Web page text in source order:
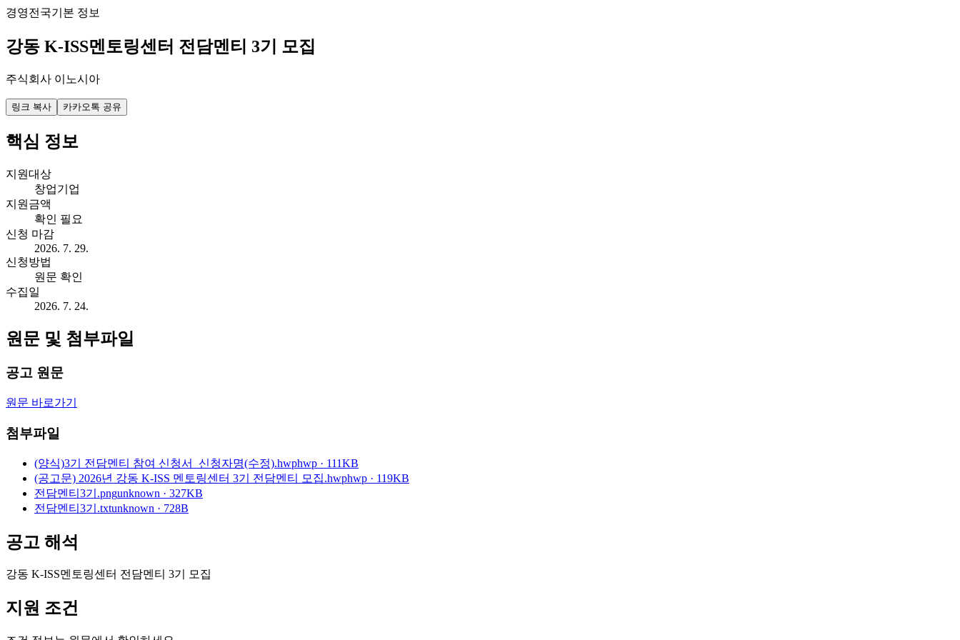
경영전국기본 정보
강동 K-ISS멘토링센터 전담멘티 3기 모집
주식회사 이노시아
링크 복사 카카오톡 공유
핵심 정보
지원대상
창업기업
지원금액
확인 필요
신청 마감
2026. 7. 29.
신청방법
원문 확인
수집일
2026. 7. 24.
원문 및 첨부파일
공고 원문
원문 바로가기
첨부파일
(양식)3기 전담멘티 참여 신청서_신청자명(수정).hwphwp · 111KB
(공고문) 2026년 강동 K-ISS 멘토링센터 3기 전담멘티 모집.hwphwp · 119KB
전담멘티3기.pngunknown · 327KB
전담멘티3기.txtunknown · 728B
공고 해석
강동 K-ISS멘토링센터 전담멘티 3기 모집
지원 조건